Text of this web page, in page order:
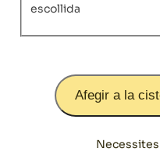
escollida
Afegir a la